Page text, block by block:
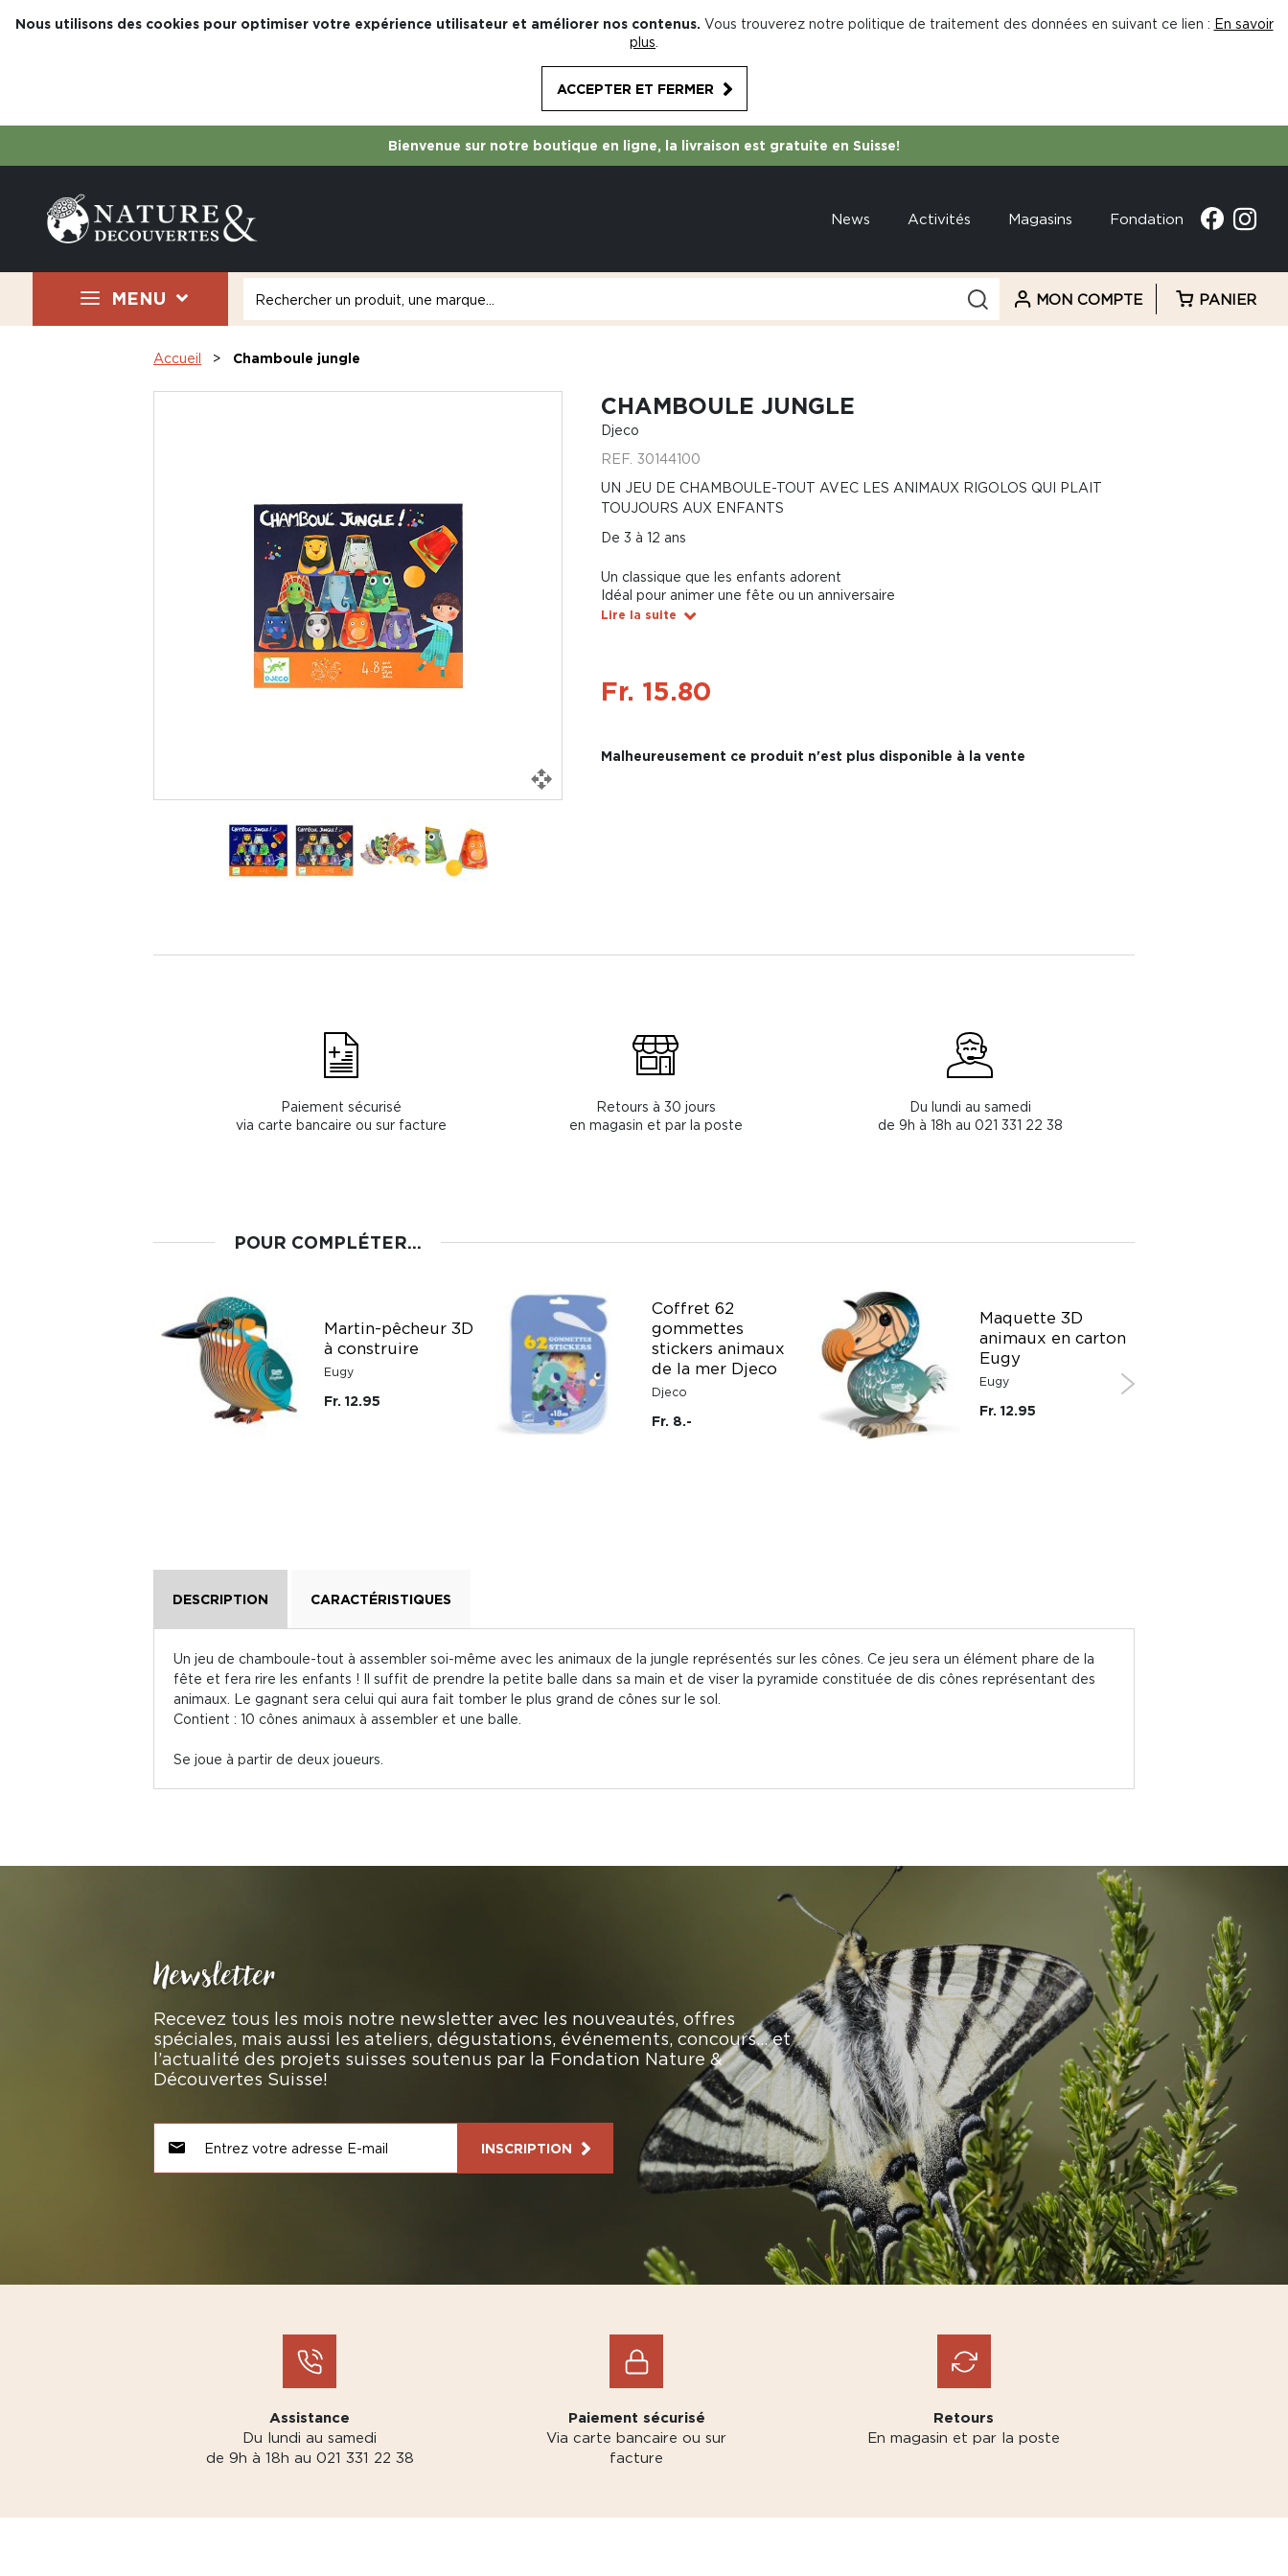
Nous utilisons des cookies pour optimiser votre expérience utilisateur et améliorer nos contenus. Vous trouverez notre politique de traitement des données en suivant ce lien : En savoir
plus
ACCEPTER ET FERMER
Bienvenue sur notre boutique en ligne, la livraison est gratuite en Suisse!
News Activités Magasins Fondation
MENU MON COMPTE PANIER
Accueil Chamboule jungle
CHAMBOULE JUNGLE
Djeco
REF. 30144100
UN JEU DE CHAMBOULE-TOUT AVEC LES ANIMAUX RIGOLOS QUI PLAIT
TOUJOURS AUX ENFANTS
De 3 à 12 ans
Un classique que les enfants adorent
Idéal pour animer une fête ou un anniversaire
Lire la suite
Fr. 15.80
Malheureusement ce produit n'est plus disponible à la vente
Paiement sécurisé
via carte bancaire ou sur facture
Retours à 30 jours
en magasin et par la poste
Du lundi au samedi
de 9h à 18h au 021 331 22 38
POUR COMPLÉTER...
Martin-pêcheur 3D
à construire
Eugy
Fr. 12.95
Coffret 62
gommettes
stickers animaux
de la mer Djeco
Djeco
Fr. 8.-
Maquette 3D
animaux en carton
Eugy
Eugy
Fr. 12.95
DESCRIPTION CARACTÉRISTIQUES
Un jeu de chamboule-tout à assembler soi-même avec les animaux de la jungle représentés sur les cônes. Ce jeu sera un élément phare de la
fête et fera rire les enfants ! Il suffit de prendre la petite balle dans sa main et de viser la pyramide constituée de dis cônes représentant des
animaux. Le gagnant sera celui qui aura fait tomber le plus grand de cônes sur le sol.
Contient : 10 cônes animaux à assembler et une balle.
Se joue à partir de deux joueurs.
Newsletter
Recevez tous les mois notre newsletter avec les nouveautés, offres
spéciales, mais aussi les ateliers, dégustations, événements, concours… et
l’actualité des projets suisses soutenus par la Fondation Nature &
Découvertes Suisse!
INSCRIPTION
Assistance
Du lundi au samedi
de 9h à 18h au 021 331 22 38
Paiement sécurisé
Via carte bancaire ou sur
facture
Retours
En magasin et par la poste